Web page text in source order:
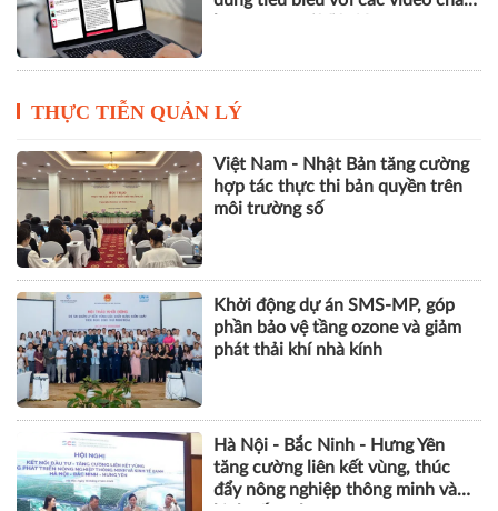
văn phòng thông minh
TikTok Creator Spotlight: Giới
lượng cao tại Việt Nam
THỰC TIỄN QUẢN LÝ
Việt Nam - Nhật Bản tăng cường
hợp tác thực thi bản quyền trên
môi trường số
Khởi động dự án SMS-MP, góp
phần bảo vệ tầng ozone và giảm
phát thải khí nhà kính